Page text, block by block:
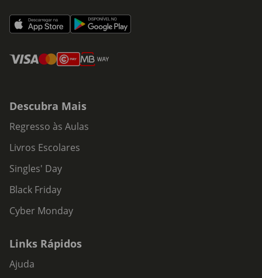
Descubra Mais
Regresso às Aulas
Livros Escolares
Singles' Day
Black Friday
Cyber Monday
Links Rápidos
Ajuda